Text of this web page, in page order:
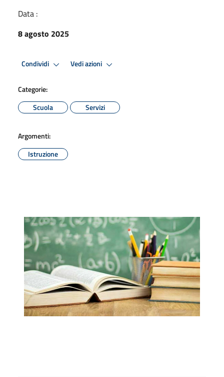
Data :
8 agosto 2025
Condividi Vedi azioni
Categorie:
Scuola
Servizi
Argomenti:
Istruzione